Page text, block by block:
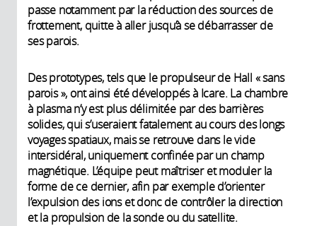
passe notamment par la réduction des sources de
frottement, quitte à aller jusqu’à se débarrasser de
ses parois.
Des prototypes, tels que le propulseur de Hall « sans
parois », ont ainsi été développés à Icare. La chambre
à plasma n’y est plus délimitée par des barrières
solides, qui s’useraient fatalement au cours des longs
voyages spatiaux, mais se retrouve dans le vide
intersidéral, uniquement confinée par un champ
magnétique. L’équipe peut maîtriser et moduler la
forme de ce dernier, afin par exemple d’orienter
l’expulsion des ions et donc de contrôler la direction
et la propulsion de la sonde ou du satellite.